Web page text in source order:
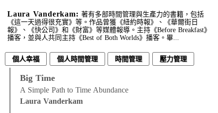
Laura Vanderkam: 著有多部時間管理與生產力的書籍，包括
《這一天過得很充實》等。作品曾獲《紐約時報》、《華爾街日
報》、《快公司》和《財富》等媒體報導。主持《Before Breakfast》
播客，並與人共同主持《Best of Both Worlds》播客。畢...
個人幸福 個人時間管理 時間管理 壓力管理
Big Time
A Simple Path to Time Abundance
Laura Vanderkam